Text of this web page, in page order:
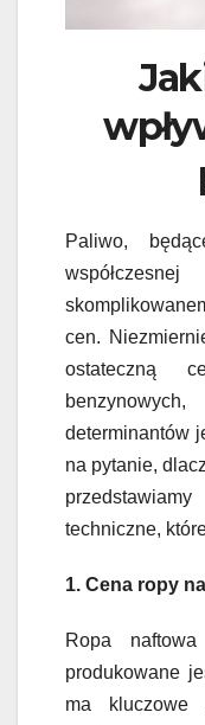
Paliwo,
cen.
ostateczną
determinantów
na pytanie,
techniczne,
1. Cena ropy
Ropa
produkowane
ma kluczowe